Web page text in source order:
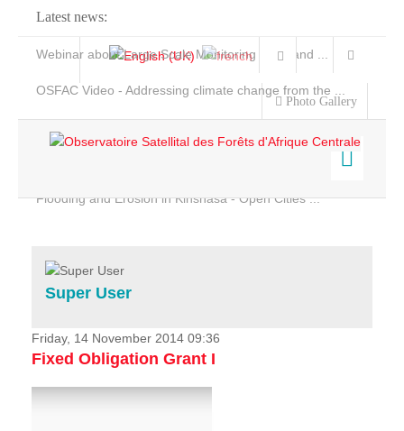
Latest news:
Webinar about Large Scale Monitoring and Land ...
OSFAC Video - Addressing climate change from the ...
Flooding and Erosion in Kinshasa - Open Cities ...
Photo Gallery
Home
Services
Projects
News & Stories
Super User
Friday, 14 November 2014 09:36
Fixed Obligation Grant I